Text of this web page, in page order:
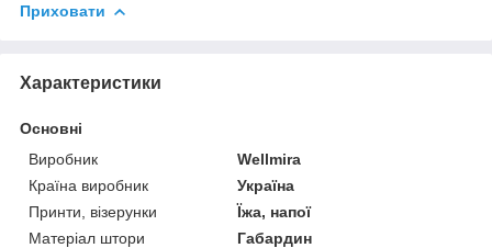
Приховати
Характеристики
Основні
Виробник
Wellmira
Країна виробник
Україна
Принти, візерунки
Їжа, напої
Матеріал штори
Габардин